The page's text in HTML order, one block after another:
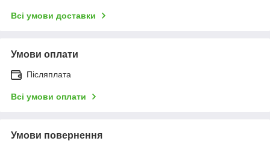
Всі умови доставки
Умови оплати
Післяплата
Всі умови оплати
Умови повернення